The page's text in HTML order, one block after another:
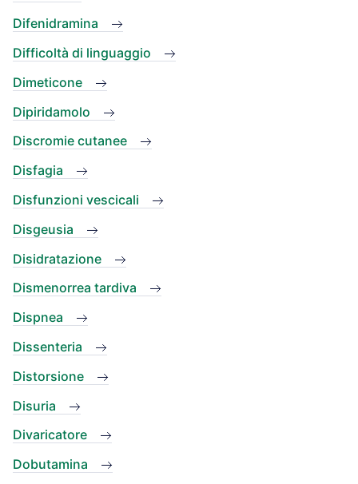
Difenidramina
Difficoltà di linguaggio
Dimeticone
Dipiridamolo
Discromie cutanee
Disfagia
Disfunzioni vescicali
Disgeusia
Disidratazione
Dismenorrea tardiva
Dispnea
Dissenteria
Distorsione
Disuria
Divaricatore
Dobutamina